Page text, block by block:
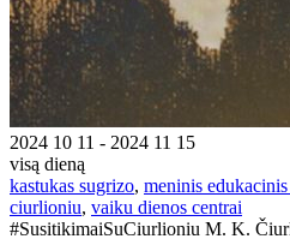
2024 10 11 - 2024 11 15
visą dieną
kastukas sugrizo, meninis
ciurlioniu, vaiku dienos centrai
#SusitikimaiSuCiurlioniu M. K.